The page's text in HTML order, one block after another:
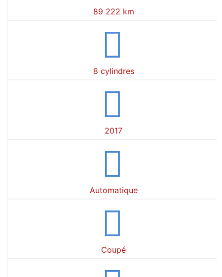
89 222 km
8 cylindres
2017
Automatique
Coupé